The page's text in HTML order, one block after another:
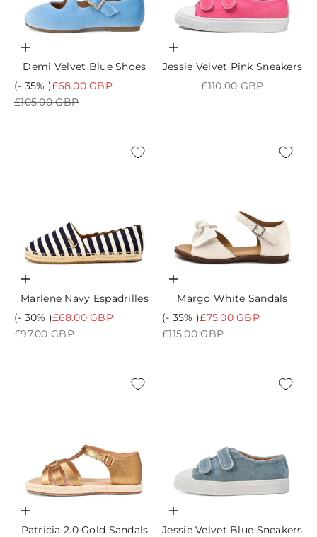
Choisir les options
Demi Velvet Blue Shoes
(- 35% )Prix de vente
£68.00 GBP
Prix normal
£105.00 GBP
Choisir les options
Jessie Velvet Pink Sneakers
Prix de vente
£110.00 GBP
Choisir les options
Marlene Navy Espadrilles
(- 30% )Prix de vente
£68.00 GBP
Prix normal
£97.00 GBP
Choisir les options
Margo White Sandals
(- 35% )Prix de vente
£75.00 GBP
Prix normal
£115.00 GBP
Choisir les options
Patricia 2.0 Gold Sandals
Choisir les options
Jessie Velvet Blue Sneakers